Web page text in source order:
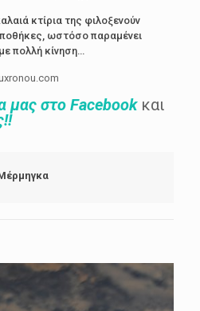
κτίρια της φιλοξενούν
ωστόσο παραμένει
πολλή κίνηση…
μας στο Facebook και